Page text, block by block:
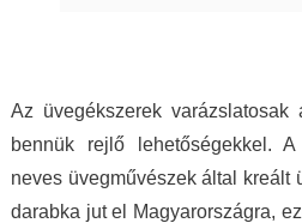
stílust adnak viselőjüknek.
érzést” az itt olvasó
is beszélek. Mindenkinek
hordasz épp, akár
nagyon elegánsat, az
királylány. Varázslat
Az üvegékszerek
bennük rejlő lehetőségekkel. A
neves üvegművészek által kreált
darabka jut el Magyarországra,